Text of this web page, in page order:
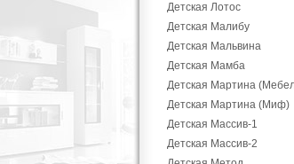
Детская Лотос
Детская Малибу
Детская Мальвина
Детская Мамба
Детская Мартина
Детская Мартина (Миф)
Детская Массив-1
Детская Массив-2